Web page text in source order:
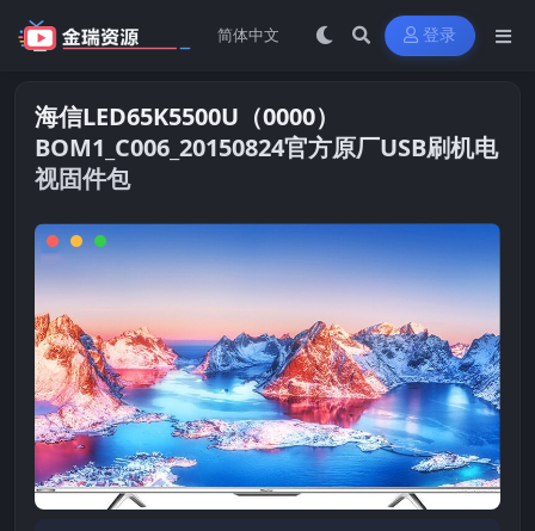
登录
海信LED65K5500U（0000）
BOM1_C006_20150824官方原厂USB刷机电
视固件包